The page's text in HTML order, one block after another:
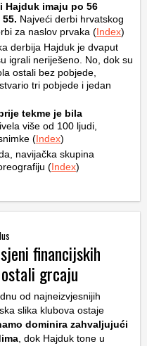
Hajduk imaju po 56
Najveći derbi hrvatskog
za naslov prvaka (Index)
derbija Hajduk je dvaput
igrali neriješeno. No, dok su
ostali bez pobjede,
tri pobjede i jedan
tekme je bila
više od 100 ljudi,
(Index)
navijačka skupina
(Index)
financijskih
grcaju
od najneizvjesnijih
slika klubova ostaje
dominira zahvaljujući
, dok Hajduk tone u